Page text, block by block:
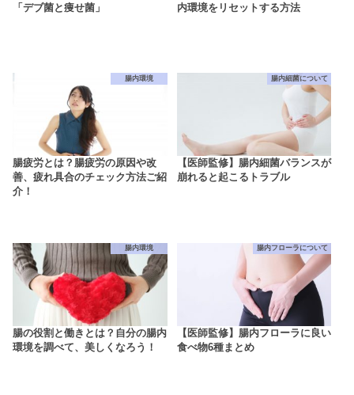
「デブ菌と痩せ菌」
内環境をリセットする方法
腸内環境
腸疲労とは？腸疲労の原因や改
善、疲れ具合のチェック方法ご紹
介！
腸内細菌について
【医師監修】腸内細菌バランスが
崩れると起こるトラブル
腸内環境
腸の役割と働きとは？自分の腸内
環境を調べて、美しくなろう！
腸内フローラについて
【医師監修】腸内フローラに良い
食べ物6種まとめ